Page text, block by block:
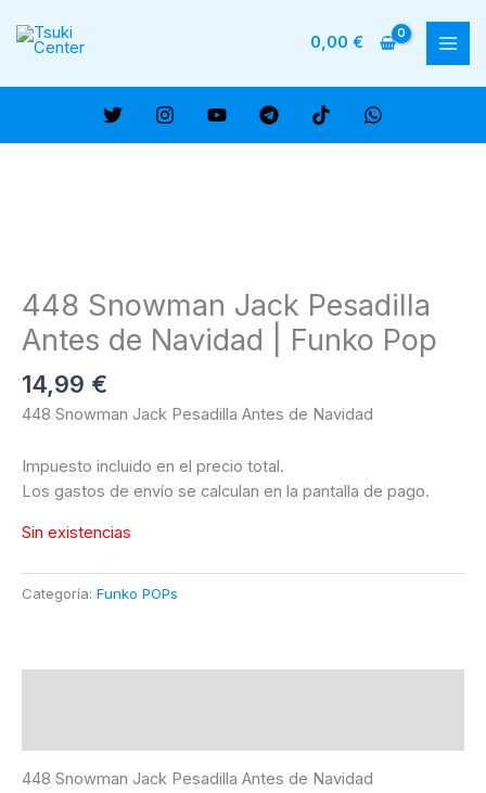
0,00 €
448 Snowman Jack Pesadilla
Antes de Navidad | Funko Pop
14,99 €
448 Snowman Jack Pesadilla Antes de Navidad
Impuesto incluido en el precio total.
Los gastos de envío se calculan en la pantalla de pago.
Sin existencias
Categoría: Funko POPs
448 Snowman Jack Pesadilla Antes de Navidad